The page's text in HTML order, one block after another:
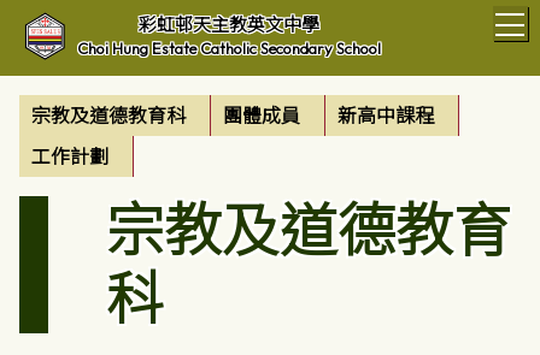
彩虹邨天主教英文中學
Choi Hung Estate Catholic Secondary School
宗教及道德教育科 團體成員
新高中課程
工作計劃
宗教及道德教育
科